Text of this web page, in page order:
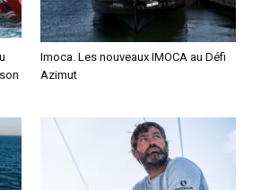
Imoca. Les nouveaux IMOCA au Défi
Azimut